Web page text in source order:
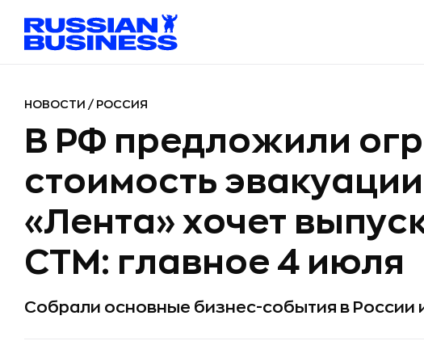
НОВОСТИ / РОССИЯ
В РФ предложили
стоимость
«Лента» хочет
СТМ: главное 4 июля
Собрали основные бизнес-события в России